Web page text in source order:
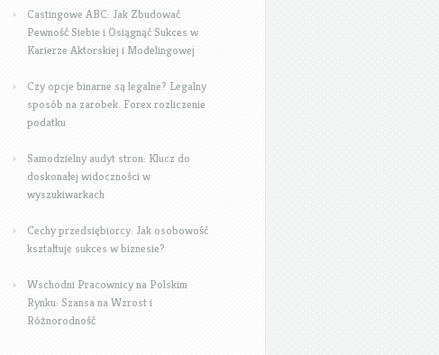
Castingowe ABC: Jak Zbudować
Pewność Siebie i Osiągnąć Sukces w
Karierze Aktorskiej i Modelingowej
Czy opcje binarne są legalne? Legalny
sposób na zarobek. Forex rozliczenie
podatku
Samodzielny audyt stron: Klucz do
doskonałej widoczności w
wyszukiwarkach
Cechy przedsiębiorcy: Jak osobowość
kształtuje sukces w biznesie?
Wschodni Pracownicy na Polskim
Rynku: Szansa na Wzrost i
Różnorodność